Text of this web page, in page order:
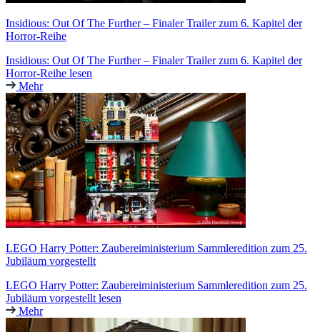
Insidious: Out Of The Further – Finaler Trailer zum 6. Kapitel der
Horror-Reihe
Insidious: Out Of The Further – Finaler Trailer zum 6. Kapitel der
Horror-Reihe lesen
Mehr
LEGO Harry Potter: Zaubereiministerium Sammleredition zum 25.
Jubiläum vorgestellt
LEGO Harry Potter: Zaubereiministerium Sammleredition zum 25.
Jubiläum vorgestellt lesen
Mehr